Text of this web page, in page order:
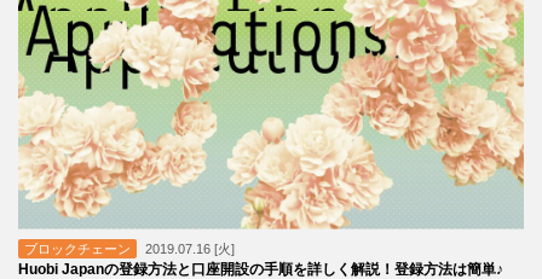
ブロックチェーン 2019.07.16 [火]
Huobi Japanの登録方法と口座開設の手順を詳しく解説！登録方法は簡単♪